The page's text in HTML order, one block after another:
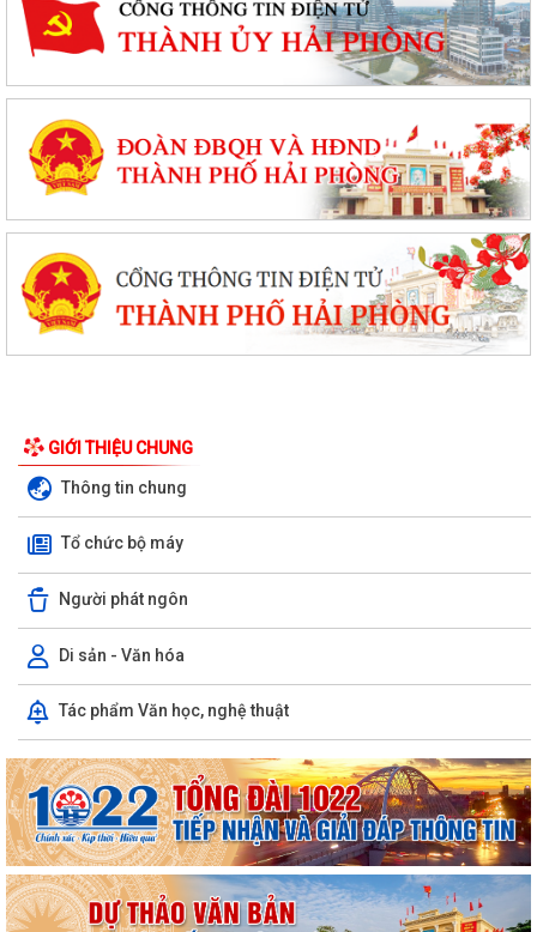
GIỚI THIỆU CHUNG
Thông tin chung
Tổ chức bộ máy
Người phát ngôn
Di sản - Văn hóa
Tác phẩm Văn học, nghệ thuật
thức phục vụ kiểm định chất lượng...
PHƯỜNG DƯƠNG KINH TRIỂN KHAI CHIẾN DỊCH 100 NGÀY THỰC HIỆN
CÁC NHIỆM VỤ VỀ CHUYỂN ĐỔI SỐ TRONG CÔNG...
PHƯỜNG DƯƠNG KINH TỔ CHỨC LỚP BỒI DƯỠNG NGHIỆP VỤ CÔNG
TÁC ĐẢNG CHO CẤP UỶ CƠ SỞ NĂM 2026
Phường Dương Kinh tổ chức họp triển khai Kế hoạch thu hồi đất thực